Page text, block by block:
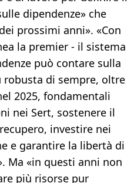
dipendenze» che
prossimi anni». «Con
la premier - il sistema
può contare sulla
robusta di sempre, oltre
2025, fondamentali
nei Sert, sostenere il
investire nei
e garantire la libertà di
Ma «in questi anni non
più risorse pur